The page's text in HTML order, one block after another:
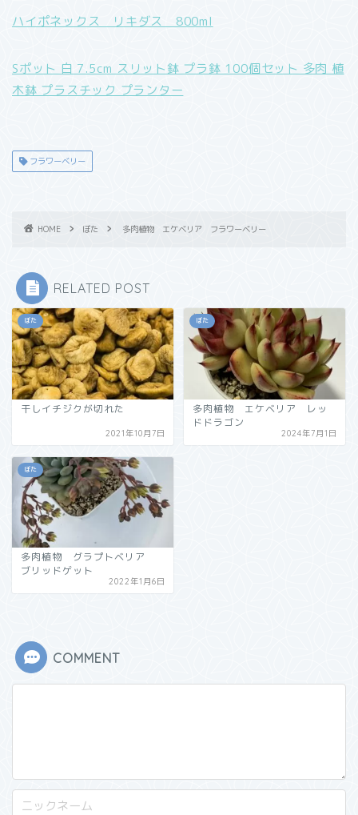
ハイポネックス リキダス 800ml
Sポット 白 7.5cm スリット鉢 プラ鉢 100個セット 多肉 植
木鉢 プラスチック プランター
フラワーベリー
HOME ぼた 多肉植物 エケベリア フラワーベリー
RELATED POST
ぼた
干しイチジクが切れた
2021年10月7日
ぼた
多肉植物 エケベリア レッ
ドドラゴン
2024年7月1日
ぼた
多肉植物 グラプトベリア
ブリッドゲット
2022年1月6日
COMMENT